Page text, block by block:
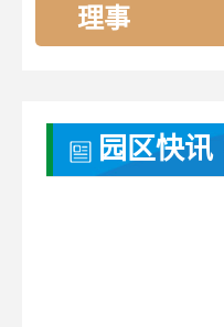
理事
园区快讯